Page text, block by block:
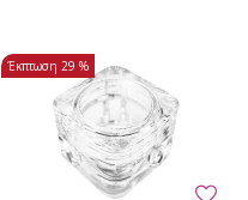
Έκπτωση 29 %